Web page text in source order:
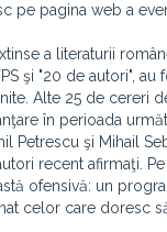
pe pagina web a
a literaturii
şi "20 de autori", au
Alte 25 de cereri
în perioada
Petrescu şi Mihail
recent afirmaţi.
ofensivă: un
celor care doresc